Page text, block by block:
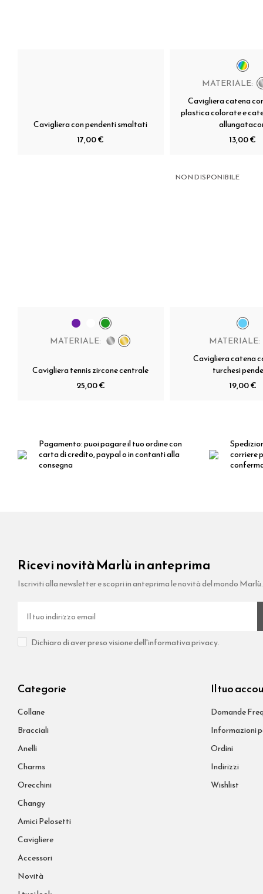
Cavigliera con pendenti smaltati
17,00 €
MATERIALE:
Cavigliera catena
plastica colorate e
13,00 €
MATERIALE:
Cavigliera tennis zircone centrale
25,00 €
NON DISPONIBILE
MATERIALE:
Cavigliera catena
turchesi
19,00 €
Pagamento:puoi pagare il tuo ordine con
carta di credito, paypal o in contanti alla
consegna
corriere
Ricevi novità Marlù in anteprima
Iscriviti alla newsletter e scopri in anteprima le novità del mondo
Dichiaro di aver preso visione dell'informativa privacy.
Categorie
Collane
Bracciali
Anelli
Charms
Orecchini
Changy
Amici Pelosetti
Cavigliere
Accessori
Novità
Il tuo
Domande
Informazioni
Ordini
Indirizzi
Wishlist